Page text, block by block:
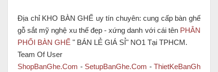
Địa chỉ KHO BÀN GHẾ uy tín chuyên: cung cấp bàn ghế
gỗ sắt mỹ nghệ xu thế đẹp - xứng danh với cái tên PHÂN
PHỐI BÀN GHẾ " BÁN LẺ GIÁ SỈ" NO1 Tại TPHCM.
Team Of User
ShopBanGhe.Com - SetupBanGhe.Com - ThietKeBanGh